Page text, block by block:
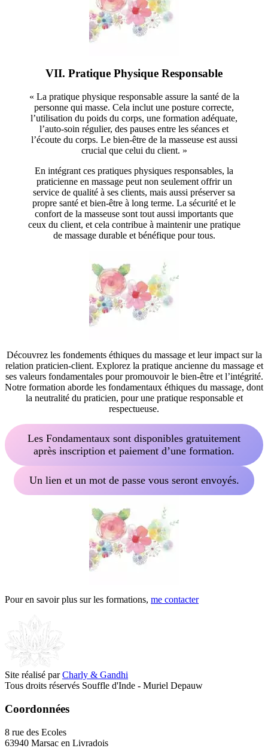
VII. Pratique Physique Responsable
« La pratique physique responsable assure la santé de la
personne qui masse. Cela inclut une posture correcte,
l’utilisation du poids du corps, une formation adéquate,
l’auto-soin régulier, des pauses entre les séances et
l’écoute du corps. Le bien-être de la masseuse est aussi
crucial que celui du client. »
En intégrant ces pratiques physiques responsables, la
praticienne en massage peut non seulement offrir un
service de qualité à ses clients, mais aussi préserver sa
propre santé et bien-être à long terme. La sécurité et le
confort de la masseuse sont tout aussi importants que
ceux du client, et cela contribue à maintenir une pratique
de massage durable et bénéfique pour tous.
Découvrez les fondements éthiques du massage et leur impact sur la
relation praticien-client. Explorez la pratique ancienne du massage et
ses valeurs fondamentales pour promouvoir le bien-être et l’intégrité.
Notre formation aborde les fondamentaux éthiques du massage, dont
la neutralité du praticien, pour une pratique responsable et
respectueuse.
Les Fondamentaux sont disponibles gratuitement
après inscription et paiement d’une formation.
Un lien et un mot de passe vous seront envoyés.
Pour en savoir plus sur les formations, me contacter
Site réalisé parCharly & Gandhi
Tous droits réservés Souffle d'Inde - Muriel Depauw
Coordonnées
8 rue des Ecoles
63940 Marsac en Livradois